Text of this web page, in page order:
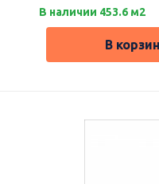
В наличии 453.6 м2
В